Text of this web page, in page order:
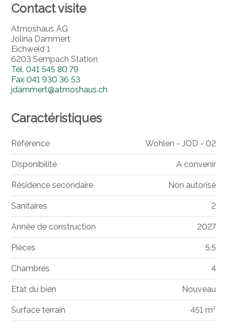
Contact visite
Atmoshaus AG
Jolina Dammert
Eichweid 1
6203 Sempach Station
Tél.041 545 80 79
Fax041 930 36 53
jdammert@atmoshaus.ch
Caractéristiques
Référence Wohlen - JOD - 02
Disponibilité A convenir
Résidence secondaire Non autorisé
Sanitaires 2
Année de construction 2027
Pièces 5.5
Chambres 4
Etat du bien Nouveau
Surface terrain 451 m²